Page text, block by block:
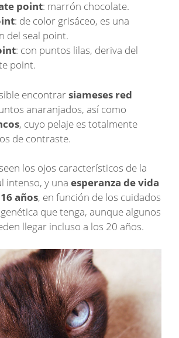
point: marrón chocolate.
: de color grisáceo, es una
del seal point.
: con puntos lilas, deriva del
point.
encontrarsiameses red
anaranjados, así como
, cuyo pelaje es totalmente
de contraste.
los ojos característicos de la
intenso, y una esperanza de vida
años, en función de los cuidados
que tenga, aunque algunos
llegar incluso a los 20 años.